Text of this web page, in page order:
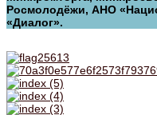
Росмолодёжи, АНО
«Диалог».